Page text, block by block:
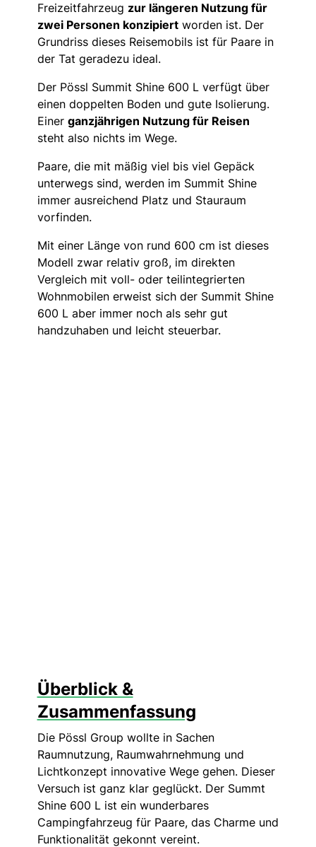
Freizeitfahrzeug zur längeren Nutzung für
zwei Personen konzipiertworden ist. Der
Grundriss dieses Reisemobils ist für Paare in
der Tat geradezu ideal.
Der Pössl Summit Shine 600 L verfügt über
einen doppelten Boden und gute Isolierung.
Einer ganzjährigen Nutzung für Reisen
steht also nichts im Wege.
Paare, die mit mäßig viel bis viel Gepäck
unterwegs sind, werden im Summit Shine
immer ausreichend Platz und Stauraum
vorfinden.
Mit einer Länge von rund 600 cm ist dieses
Modell zwar relativ groß, im direkten
Vergleich mit voll- oder teilintegrierten
Wohnmobilen erweist sich der Summit Shine
600 L aber immer noch als sehr gut
handzuhaben und leicht steuerbar.
Überblick &
Zusammenfassung
Die Pössl Group wollte in Sachen
Raumnutzung, Raumwahrnehmung und
Lichtkonzept innovative Wege gehen. Dieser
Versuch ist ganz klar geglückt. Der Summt
Shine 600 L ist ein wunderbares
Campingfahrzeug für Paare, das Charme und
Funktionalität gekonnt vereint.